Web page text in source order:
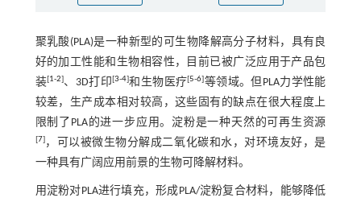
聚乳酸(PLA)是一种新型的可生物降解高分子材料，具有良
好的加工性能和生物相容性，目前已被广泛应用于产品包
装[1-2]、3D打印[3-4]和生物医疗[5-6]等领域。但PLA力学性能
较差，生产成本相对较高，这些固有的缺点在很大程度上
限制了PLA的进一步应用。淀粉是一种天然的可再生资源
[7]，可以被微生物分解成二氧化碳和水，对环境友好，是
一种具有广阔应用前景的生物可降解材料。
用淀粉对PLA进行填充，形成PLA/淀粉复合材料，能够降低